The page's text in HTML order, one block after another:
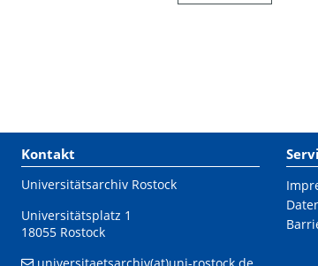
Kontakt
Universitätsarchiv Rostock
Universitätsplatz 1
18055 Rostock